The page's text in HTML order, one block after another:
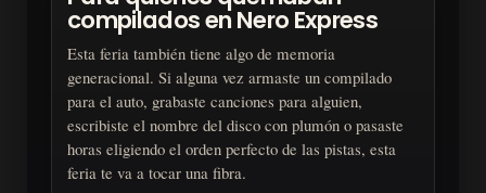
compilados en Nero Express
Esta feria también tiene algo de memoria
generacional. Si alguna vez armaste un compilado
para el auto, grabaste canciones para alguien,
escribiste el nombre del disco con plumón o pasaste
horas eligiendo el orden perfecto de las pistas, esta
feria te va a tocar una fibra.